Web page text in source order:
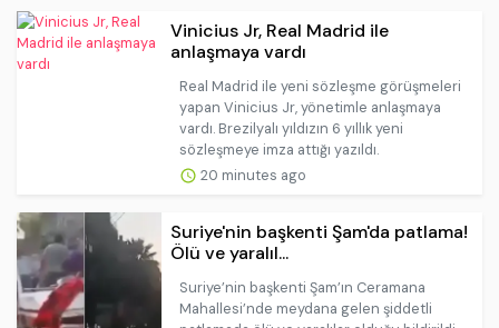
Vinicius Jr, Real Madrid ile
anlaşmaya vardı
Real Madrid ile yeni sözleşme görüşmeleri
yapan Vinicius Jr, yönetimle anlaşmaya
vardı. Brezilyalı yıldızın 6 yıllık yeni
sözleşmeye imza attığı yazıldı.
20 minutes ago
Suriye'nin başkenti Şam'da patlama!
Ölü ve yaralıl...
Suriye’nin başkenti Şam’ın Ceramana
Mahallesi’nde meydana gelen şiddetli